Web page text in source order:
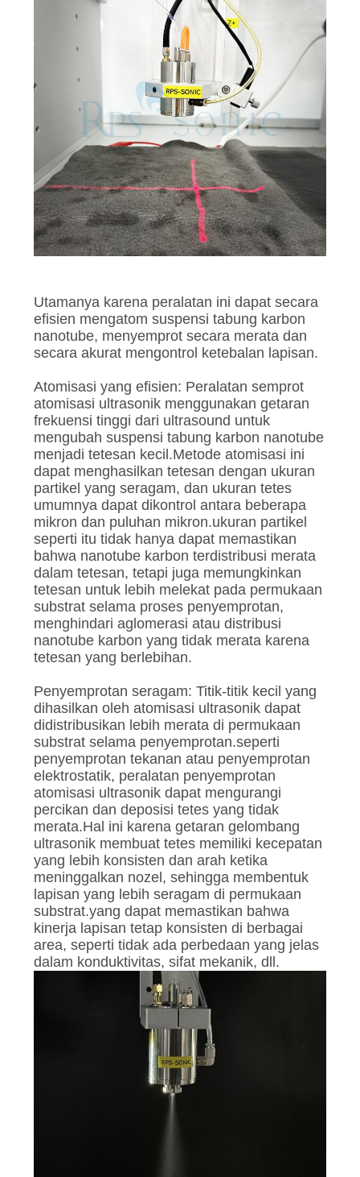
Utamanya karena peralatan ini dapat secara
efisien mengatom suspensi tabung karbon
nanotube, menyemprot secara merata dan
secara akurat mengontrol ketebalan lapisan.
Atomisasi yang efisien: Peralatan semprot
atomisasi ultrasonik menggunakan getaran
frekuensi tinggi dari ultrasound untuk
mengubah suspensi tabung karbon nanotube
menjadi tetesan kecil.Metode atomisasi ini
dapat menghasilkan tetesan dengan ukuran
partikel yang seragam, dan ukuran tetes
umumnya dapat dikontrol antara beberapa
mikron dan puluhan mikron.ukuran partikel
seperti itu tidak hanya dapat memastikan
bahwa nanotube karbon terdistribusi merata
dalam tetesan, tetapi juga memungkinkan
tetesan untuk lebih melekat pada permukaan
substrat selama proses penyemprotan,
menghindari aglomerasi atau distribusi
nanotube karbon yang tidak merata karena
tetesan yang berlebihan.
Penyemprotan seragam: Titik-titik kecil yang
dihasilkan oleh atomisasi ultrasonik dapat
didistribusikan lebih merata di permukaan
substrat selama penyemprotan.seperti
penyemprotan tekanan atau penyemprotan
elektrostatik, peralatan penyemprotan
atomisasi ultrasonik dapat mengurangi
percikan dan deposisi tetes yang tidak
merata.Hal ini karena getaran gelombang
ultrasonik membuat tetes memiliki kecepatan
yang lebih konsisten dan arah ketika
meninggalkan nozel, sehingga membentuk
lapisan yang lebih seragam di permukaan
substrat.yang dapat memastikan bahwa
kinerja lapisan tetap konsisten di berbagai
area, seperti tidak ada perbedaan yang jelas
dalam konduktivitas, sifat mekanik, dll.